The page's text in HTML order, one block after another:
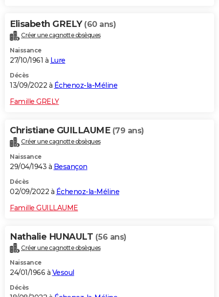
Elisabeth GRELY (60 ans)
Créer une cagnotte obsèques
Naissance
27/10/1961 à Lure
Décès
13/09/2022 à Échenoz-la-Méline
Famille GRELY
Christiane GUILLAUME (79 ans)
Créer une cagnotte obsèques
Naissance
29/04/1943 à Besançon
Décès
02/09/2022 à Échenoz-la-Méline
Famille GUILLAUME
Nathalie HUNAULT (56 ans)
Créer une cagnotte obsèques
Naissance
24/01/1966 à Vesoul
Décès